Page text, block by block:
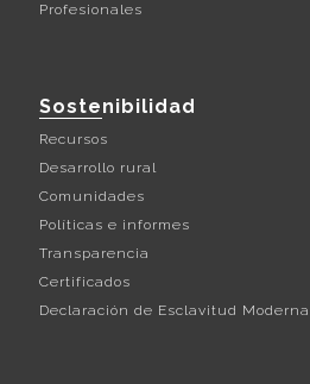
Profesionales
Sostenibilidad
Recursos
Desarrollo rural
Comunidades
Políticas e informes
Transparencia
Certificados
Declaración de Esclavitud Moderna